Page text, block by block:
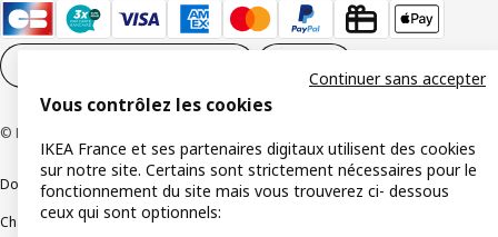
© Inter IKEA Systems B.V 1999-2026
Documents juridiques et informations légales
Charte de protection des données
Vous contrôlez les cookies
IKEA France et ses partenaires digitaux utilisent des cookies
sur notre site. Certains sont strictement nécessaires pour le
fonctionnement du site mais vous trouverez ci- dessous
ceux qui sont optionnels:
Continuer sans accepter